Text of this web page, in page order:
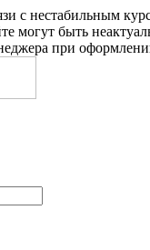
нестабильным
могут быть
при